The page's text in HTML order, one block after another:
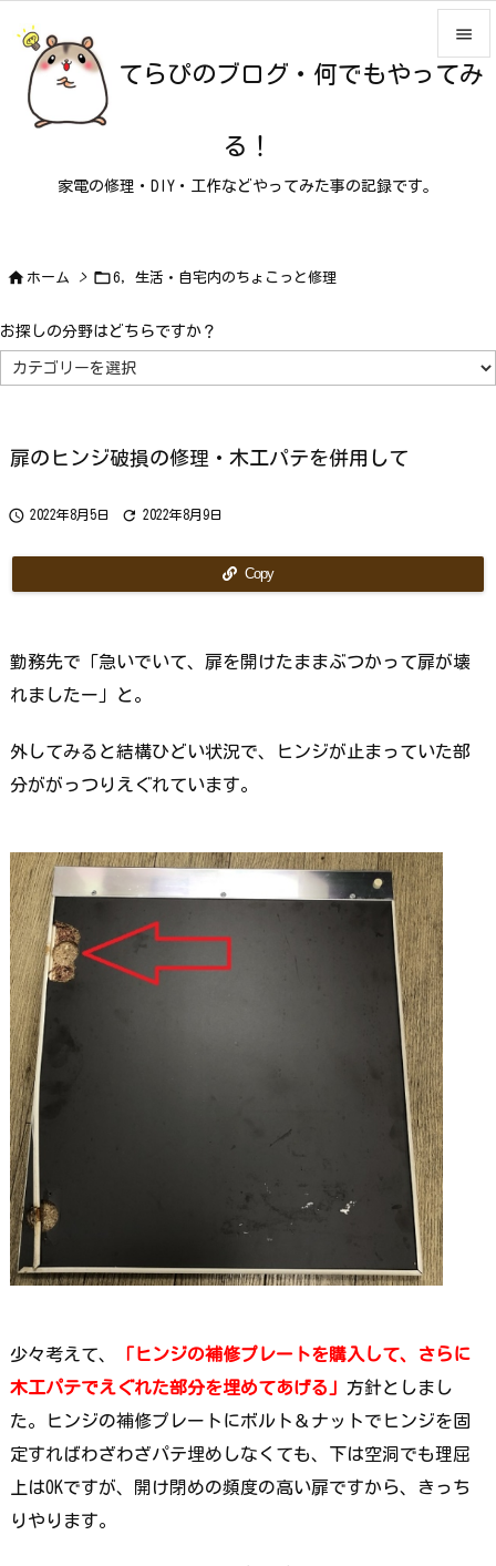


てらぴのブログ・何でもやってみ
る！
家電の修理・DIY・工作などやってみた事の記録です。
 ホーム > 6，生活・自宅内のちょこっと修理
お探しの分野はどちらですか？
探
し
は
ど
で
扉のヒンジ破損の修理・木工パテを併用して
 2022年8月5日  2022年8月9日
Copy
勤務先で「急いでいて、扉を開けたままぶつかって扉が壊
れましたー」と。
外してみると結構ひどい状況で、ヒンジが止まっていた部
分ががっつりえぐれています。
少々考えて、
「ヒンジの補修プレートを購入して、さらに
木工パテでえぐれた部分を埋めてあげる」 方針としまし
た。ヒンジの補修プレートにボルト＆ナットでヒンジを固
定すればわざわざパテ埋めしなくても、下は空洞でも理屈
上はOKですが、開け閉めの頻度の高い扉ですから、きっち
りやります。